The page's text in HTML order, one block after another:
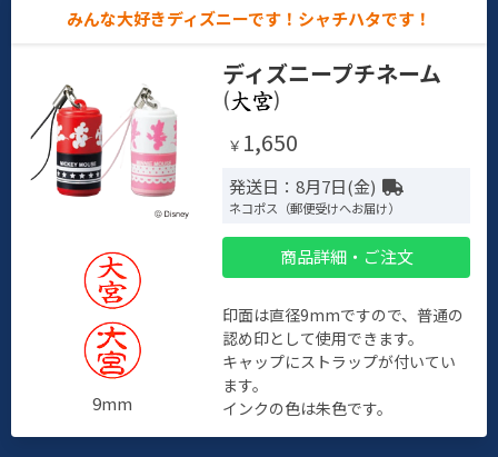
みんな大好きディズニーです！シャチハタです！
9mm
ディズニープチネーム
( )
￥ 1,650
発送日：8月7日(金)
ネコポス（郵便受けへお届け）
商品詳細・ご注文
印面は直径9mmですので、普通の
認め印として使用できます。
キャップにストラップが付いてい
ます。
インクの色は朱色です。